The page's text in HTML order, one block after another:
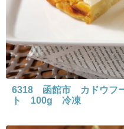
6318 函館市 カドウフ
ト 100g 冷凍